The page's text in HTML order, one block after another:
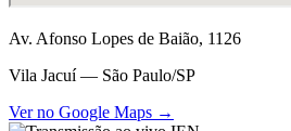
Av. Afonso Lopes de Baião, 1126
Vila Jacuí — São Paulo/SP
Ver no Google Maps →